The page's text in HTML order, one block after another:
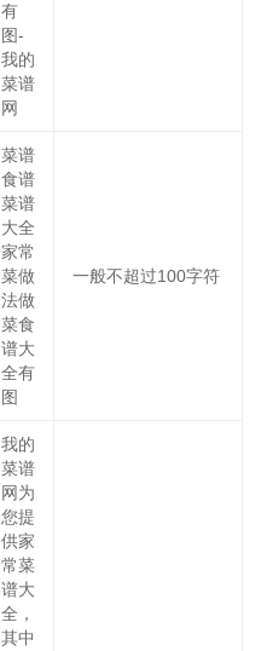
有
图-
我的
菜谱
网
菜谱
食谱
菜谱
大全
家常
菜做
法做
菜食
谱大
全有
图
一般不超过100字符
我的
菜谱
网为
您提
供家
常菜
谱大
全，
其中